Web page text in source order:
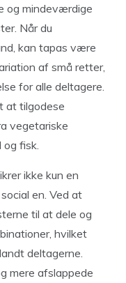
og mindeværdige
Når du
kan tapas være
af små retter,
for alle deltagere.
at tilgodese
vegetariske
fisk.
ikke kun en
en. Ved at
til at dele og
hvilket
deltagerne.
mere afslappede